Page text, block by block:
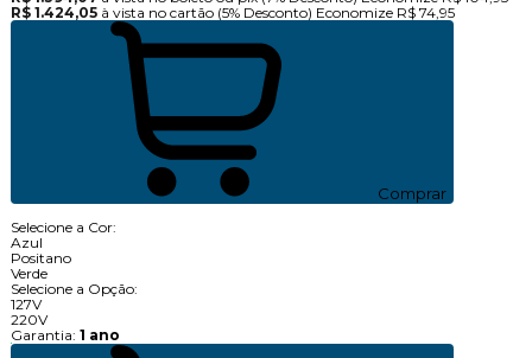
R$ 1.424,05 à vista no cartão (5% Desconto) Economize R$ 74,95
Comprar
Selecione a Cor:
Azul
Positano
Verde
Selecione a Opção:
127V
220V
Garantia: 1 ano